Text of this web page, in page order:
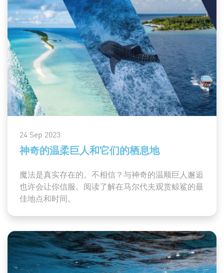
24 Sep 2023
神奇的温柔巨人和它们的栖息地
魔法是真实存在的。不相信？与神奇的温顺巨人邂逅
也许会让你信服。阅读了解在马尔代夫观赏鲸鲨的最
佳地点和时间。